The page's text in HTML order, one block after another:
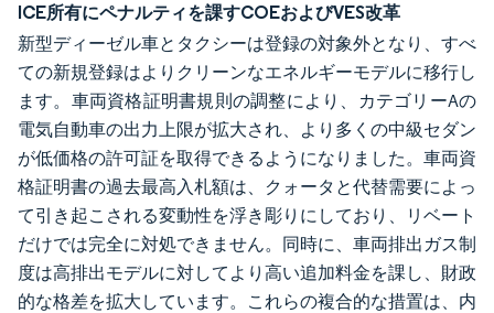
ICE所有にペナルティを課すCOEおよびVES改革
新型ディーゼル車とタクシーは登録の対象外となり、すべ
ての新規登録はよりクリーンなエネルギーモデルに移行し
ます。車両資格証明書規則の調整により、カテゴリーAの
電気自動車の出力上限が拡大され、より多くの中級セダン
が低価格の許可証を取得できるようになりました。車両資
格証明書の過去最高入札額は、クォータと代替需要によっ
て引き起こされる変動性を浮き彫りにしており、リベート
だけでは完全に対処できません。同時に、車両排出ガス制
度は高排出モデルに対してより高い追加料金を課し、財政
的な格差を拡大しています。これらの複合的な措置は、内